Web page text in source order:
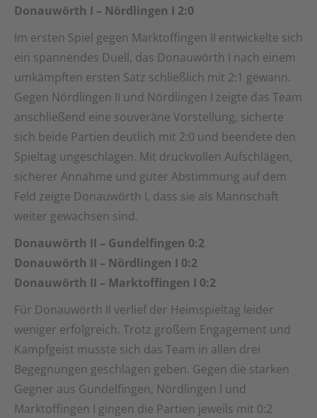
Donauwörth I – Nördlingen I 2:0
Im ersten Spiel gegen Marktoffingen II entwickelte sich
ein spannendes Duell, das Donauwörth I nach einem
umkämpften ersten Satz schließlich mit 2:1 gewann.
Gegen Nördlingen II und Nördlingen I zeigte das Team
anschließend eine souveräne Vorstellung, sicherte
sich beide Partien deutlich mit 2:0 und beendete den
Spieltag ungeschlagen. Mit druckvollen Aufschlägen,
sicherer Annahme und guter Abstimmung auf dem
Feld zeigte Donauwörth I, dass sie als Mannschaft
weiter gewachsen sind.
Donauwörth II – Gundelfingen 0:2
Donauwörth II – Nördlingen I 0:2
Donauwörth II – Marktoffingen I 0:2
Für Donauwörth II verlief der Heimspieltag leider
weniger erfolgreich. Trotz großem Engagement und
Kampfgeist musste sich das Team in allen drei
Begegnungen geschlagen geben. Gegen die starken
Gegner aus Gundelfingen, Nördlingen I und
Marktoffingen I gingen die Partien jeweils mit 0:2